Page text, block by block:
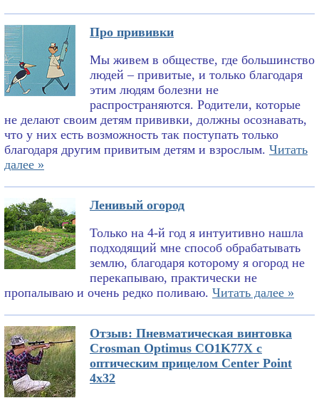
Про прививки
Мы живем в обществе, где большинство
людей – привитые, и только благодаря
этим людям болезни не
распространяются. Родители, которые
не делают своим детям прививки, должны осознавать,
что у них есть возможность так поступать только
благодаря другим привитым детям и взрослым. Читать
далее »
Ленивый огород
Только на 4-й год я интуитивно нашла
подходящий мне способ обрабатывать
землю, благодаря которому я огород не
перекапываю, практически не
пропалываю и очень редко поливаю. Читать далее »
Отзыв: Пневматическая винтовка
Crosman Optimus CO1K77X с
оптическим прицелом Center Point
4x32